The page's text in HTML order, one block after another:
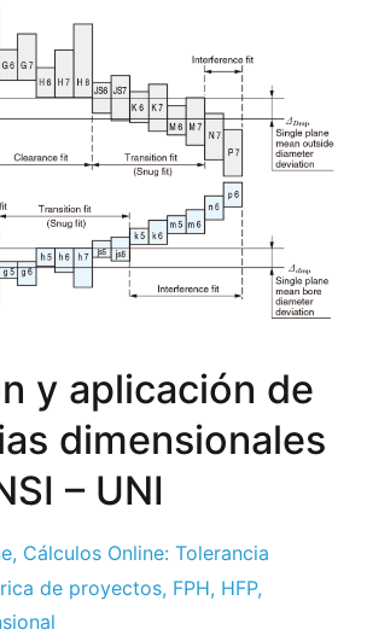
y aplicación de
dimensionales
– UNI
, Cálculos Online: Tolerancia
de proyectos, FPH, HFP,